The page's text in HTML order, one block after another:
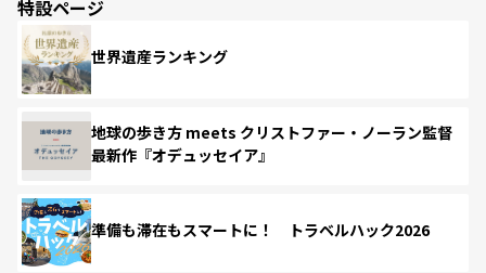
特設ページ
世界遺産ランキング
地球の歩き方 meets クリストファー・ノーラン監督
最新作『オデュッセイア』
準備も滞在もスマートに！ トラベルハック2026